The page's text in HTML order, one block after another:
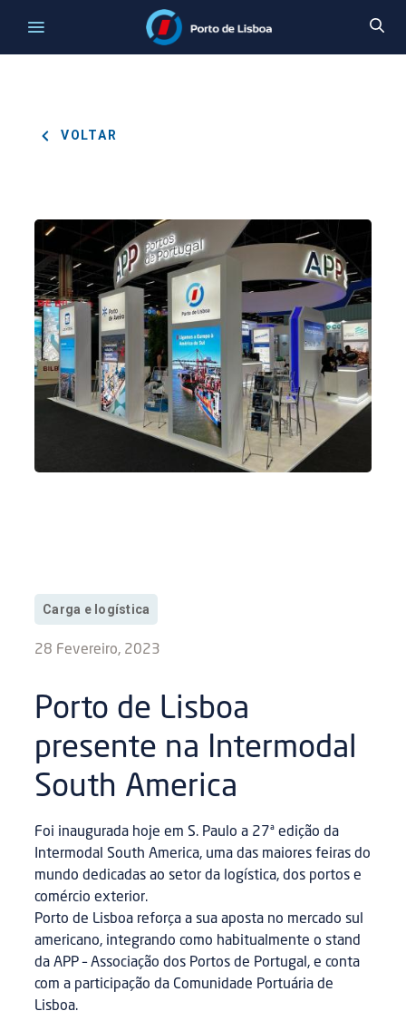
VOLTAR
Carga e logística
28 Fevereiro, 2023
Porto de Lisboa
presente na Intermodal
South America
Foi inaugurada hoje em S. Paulo a 27ª edição da
Intermodal South America, uma das maiores feiras do
mundo dedicadas ao setor da logística, dos portos e
comércio exterior.
Porto de Lisboa reforça a sua aposta no mercado sul
americano, integrando como habitualmente o stand
da APP – Associação dos Portos de Portugal, e conta
com a participação da Comunidade Portuária de
Lisboa.